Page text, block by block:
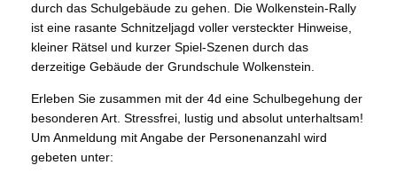
durch das Schulgebäude zu gehen. Die Wolkenstein-Rally
ist eine rasante Schnitzeljagd voller versteckter Hinweise,
kleiner Rätsel und kurzer Spiel-Szenen durch das
derzeitige Gebäude der Grundschule Wolkenstein.
Erleben Sie zusammen mit der 4d eine Schulbegehung der
besonderen Art. Stressfrei, lustig und absolut unterhaltsam!
Um Anmeldung mit Angabe der Personenanzahl wird
gebeten unter: